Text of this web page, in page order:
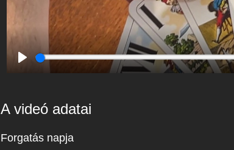
A videó adatai
Forgatás napja